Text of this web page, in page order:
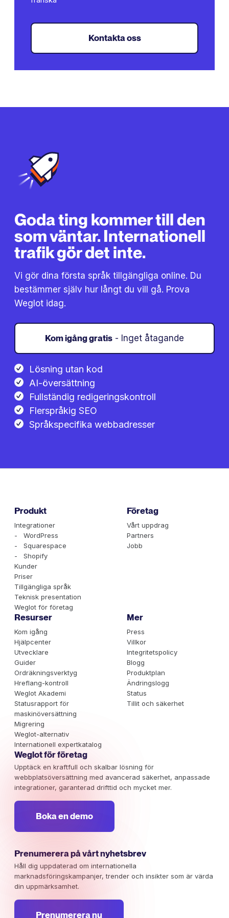
Kontakta oss
Goda ting kommer till den
som väntar. Internationell
trafik gör det inte.
Vi gör dina första språk tillgängliga online. Du
bestämmer själv hur långt du vill gå. Prova
Weglot idag.
Kom igång gratis - Inget åtagande
Lösning utan kod
AI-översättning
Fullständig redigeringskontroll
Flerspråkig SEO
Språkspecifika webbadresser
Produkt
Integrationer
- WordPress
- Squarespace
- Shopify
Kunder
Priser
Tillgängliga språk
Teknisk presentation
Weglot för företag
Företag
Vårt uppdrag
Partners
Jobb
Resurser
Kom igång
Hjälpcenter
Utvecklare
Guider
Ordräkningsverktyg
Hreflang-kontroll
Weglot Akademi
Statusrapport för
maskinöversättning
Migrering
Weglot-alternativ
Internationell expertkatalog
Mer
Press
Villkor
Integritetspolicy
Blogg
Produktplan
Ändringslogg
Status
Tillit och säkerhet
Weglot för företag
Upptäck en kraftfull och skalbar lösning för
webbplatsöversättning med avancerad säkerhet, anpassade
integrationer, garanterad drifttid och mycket mer.
Boka en demo
Prenumerera på vårt nyhetsbrev
Håll dig uppdaterad om internationella
marknadsföringskampanjer, trender och insikter som är värda
din uppmärksamhet.
Prenumerera nu